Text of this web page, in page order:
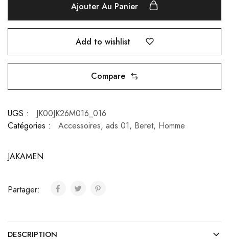
Ajouter Au Panier
Add to wishlist
Compare
UGS :
JK00JK26M016_016
Catégories :
Accessoires, ads 01, Beret, Homme
JAKAMEN
Partager:
DESCRIPTION